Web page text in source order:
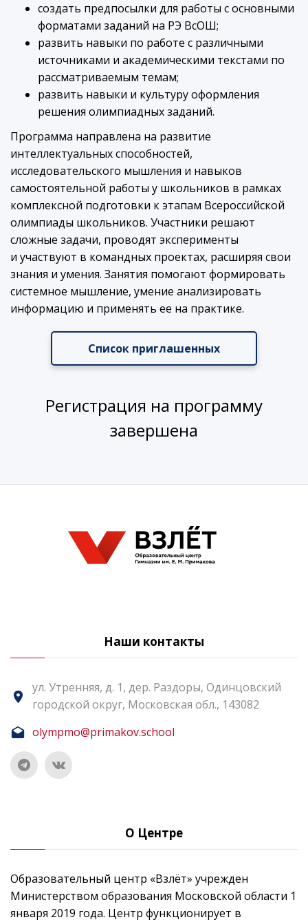
создать предпосылки для работы с основными
форматами заданий на РЭ ВсОШ;
развить навыки по работе с различными
источниками и академическими текстами по
рассматриваемым темам;
развить навыки и культуру оформления
решения олимпиадных заданий.
Программа направлена на развитие
интеллектуальных способностей,
исследовательского мышления и навыков
самостоятельной работы у школьников в рамках
комплексной подготовки к этапам Всероссийской
олимпиады школьников. Участники решают
сложные задачи, проводят эксперименты
и участвуют в командных проектах, расширяя свои
знания и умения. Занятия помогают формировать
системное мышление, умение анализировать
информацию и применять ее на практике.
Список приглашенных
Регистрация на программу
завершена
Наши контакты
ул. Утренняя, д. 1, дер. Раздоры, Одинцовский
городской округ, Московская обл., 143082
olympmo@primakov.school
О Центре
Образовательный центр «Взлёт» учрежден
Министерством образования Московской области 1
января 2019 года. Центр функционирует в